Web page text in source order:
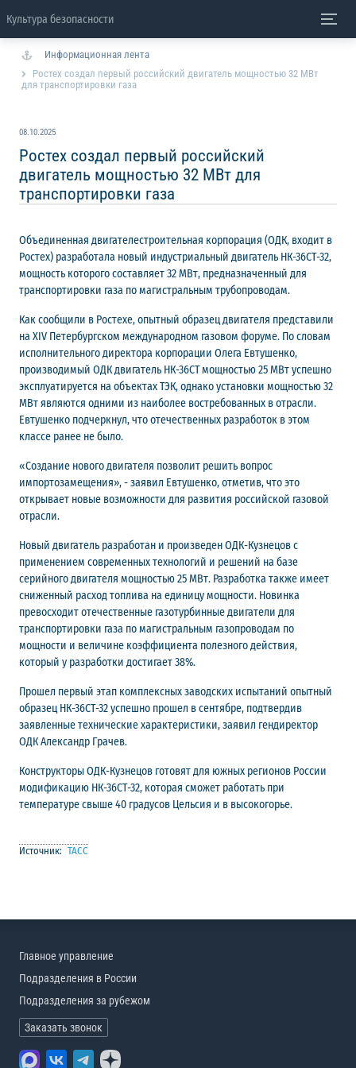
Культура безопасности
Информационная лента
Ростех создал первый российский двигатель мощностью 32 МВт
для транспортировки газа
08.10.2025
Ростех создал первый российский
двигатель мощностью 32 МВт для
транспортировки газа
Объединенная двигателестроительная корпорация (ОДК, входит в
Ростех) разработала новый индустриальный двигатель НК-36СТ-32,
мощность которого составляет 32 МВт, предназначенный для
транспортировки газа по магистральным трубопроводам.
Как сообщили в Ростехе, опытный образец двигателя представили
на XIV Петербургском международном газовом форуме. По словам
исполнительного директора корпорации Олега Евтушенко,
производимый ОДК двигатель НК-36СТ мощностью 25 МВт успешно
эксплуатируется на объектах ТЭК, однако установки мощностью 32
МВт являются одними из наиболее востребованных в отрасли.
Евтушенко подчеркнул, что отечественных разработок в этом
классе ранее не было.
«Создание нового двигателя позволит решить вопрос
импортозамещения», - заявил Евтушенко, отметив, что это
открывает новые возможности для развития российской газовой
отрасли.
Новый двигатель разработан и произведен ОДК-Кузнецов с
применением современных технологий и решений на базе
серийного двигателя мощностью 25 МВт. Разработка также имеет
сниженный расход топлива на единицу мощности. Новинка
превосходит отечественные газотурбинные двигатели для
транспортировки газа по магистральным газопроводам по
мощности и величине коэффициента полезного действия,
который у разработки достигает 38%.
Прошел первый этап комплексных заводских испытаний опытный
образец НК-36СТ-32 успешно прошел в сентябре, подтвердив
заявленные технические характеристики, заявил гендиректор
ОДК Александр Грачев.
Конструкторы ОДК-Кузнецов готовят для южных регионов России
модификацию НК-36СТ-32, которая сможет работать при
температуре свыше 40 градусов Цельсия и в высокогорье.
Источник: ТАСС
Главное управление
Подразделения в России
Подразделения за рубежом
Заказать звонок